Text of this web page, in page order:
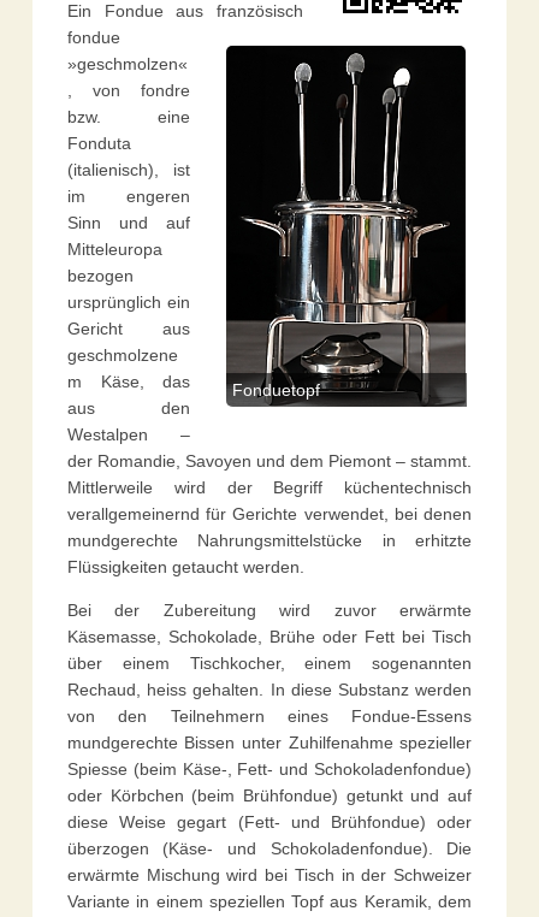
Fonduetopf
Ein Fondue aus französisch
fondue
»geschmolzen«
, von fondre
bzw. eine
Fonduta
(italienisch), ist
im engeren
Sinn und auf
Mitteleuropa
bezogen
ursprünglich ein
Gericht aus
geschmolzene
m Käse, das
aus den
Westalpen –
der Romandie, Savoyen und dem Piemont – stammt.
Mittlerweile wird der Begriff küchentechnisch
verallgemeinernd für Gerichte verwendet, bei denen
mundgerechte Nahrungsmittelstücke in erhitzte
Flüssigkeiten getaucht werden.
Bei der Zubereitung wird zuvor erwärmte
Käsemasse, Schokolade, Brühe oder Fett bei Tisch
über einem Tischkocher, einem sogenannten
Rechaud, heiss gehalten. In diese Substanz werden
von den Teilnehmern eines Fondue-Essens
mundgerechte Bissen unter Zuhilfenahme spezieller
Spiesse (beim Käse-, Fett- und Schokoladenfondue)
oder Körbchen (beim Brühfondue) getunkt und auf
diese Weise gegart (Fett- und Brühfondue) oder
überzogen (Käse- und Schokoladenfondue). Die
erwärmte Mischung wird bei Tisch in der Schweizer
Variante in einem speziellen Topf aus Keramik, dem